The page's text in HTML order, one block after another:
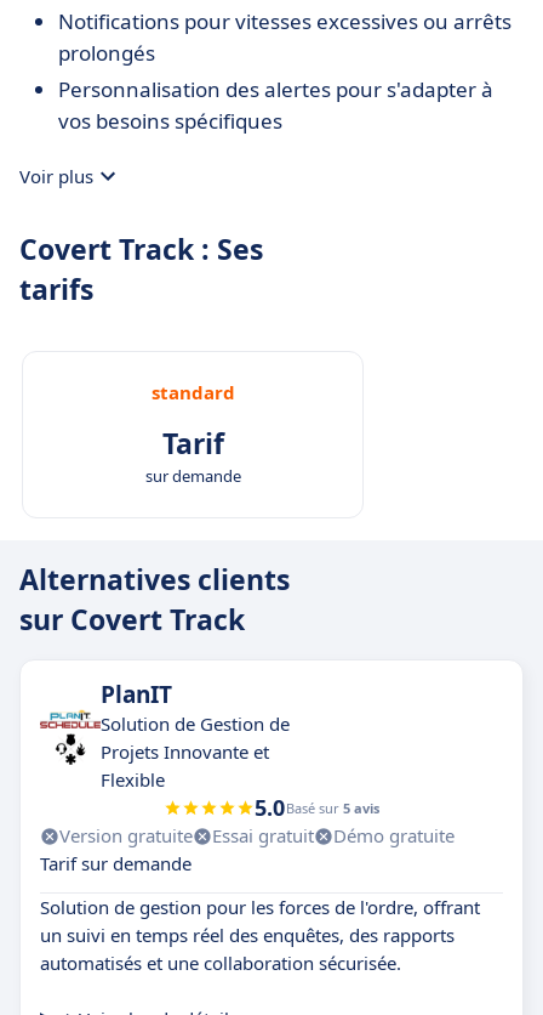
Notifications pour vitesses excessives ou arrêts
prolongés
Personnalisation des alertes pour s'adapter à
vos besoins spécifiques
Voir plus
Covert Track : Ses
tarifs
standard
Tarif
sur demande
Alternatives clients
sur Covert Track
PlanIT
Solution de Gestion de
Projets Innovante et
Flexible
5.0Basé sur 5 avis
Version gratuite Essai gratuit
Démo gratuite
Tarif sur demande
Solution de gestion pour les forces de l'ordre, offrant
un suivi en temps réel des enquêtes, des rapports
automatisés et une collaboration sécurisée.